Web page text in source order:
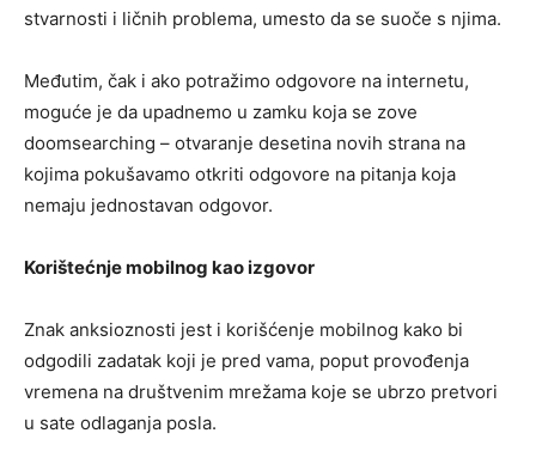
stvarnosti i ličnih problema, umesto da se suoče s njima.
Međutim, čak i ako potražimo odgovore na internetu,
moguće je da upadnemo u zamku koja se zove
doomsearching – otvaranje desetina novih strana na
kojima pokušavamo otkriti odgovore na pitanja koja
nemaju jednostavan odgovor.
Korištećnje mobilnog kao izgovor
Znak anksioznosti jest i korišćenje mobilnog kako bi
odgodili zadatak koji je pred vama, poput provođenja
vremena na društvenim mrežama koje se ubrzo pretvori
u sate odlaganja posla.